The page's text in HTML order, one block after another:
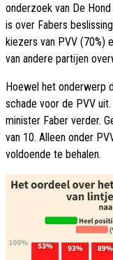
onderzoek van De
is over Fabers
kiezers van PVV (70%)
van andere partijen
Hoewel het onderwerp
schade voor de PVV
minister Faber verder.
van 10. Alleen onder
voldoende te behalen.